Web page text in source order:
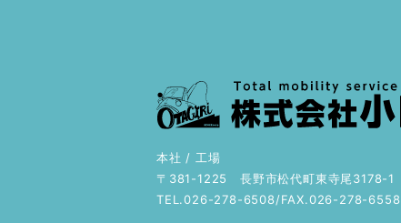
本社 / 工場
〒381-1225 長野市松代町東寺尾3178-1
TEL.026-278-6508/FAX.026-278-6558